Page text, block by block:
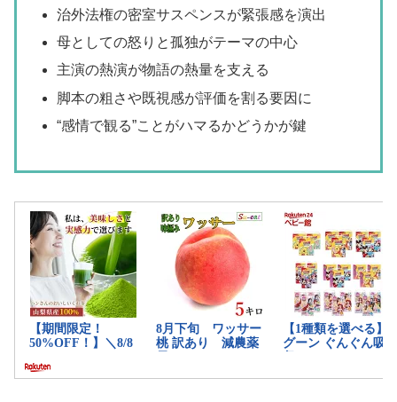
治外法権の密室サスペンスが緊張感を演出
母としての怒りと孤独がテーマの中心
主演の熱演が物語の熱量を支える
脚本の粗さや既視感が評価を割る要因に
“感情で観る”ことがハマるかどうかが鍵